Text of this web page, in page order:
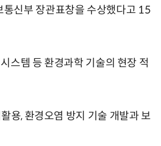
통신부 장관표창을 수상했다고 15
스템 등 환경과학 기술의 현장 적
용, 환경오염 방지 기술 개발과 보